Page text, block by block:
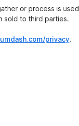
or process is used
sold to third parties.
privacy.